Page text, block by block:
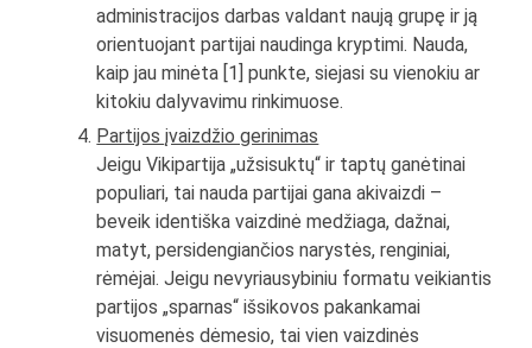
administracijos darbas valdant naują grupę ir ją
orientuojant partijai naudinga kryptimi. Nauda,
kaip jau minėta [1] punkte, siejasi su vienokiu ar
kitokiu dalyvavimu rinkimuose.
Partijos įvaizdžio gerinimas
Jeigu Vikipartija „užsisuktų“ ir taptų ganėtinai
populiari, tai nauda partijai gana akivaizdi –
beveik identiška vaizdinė medžiaga, dažnai,
matyt, persidengiančios narystės, renginiai,
rėmėjai. Jeigu nevyriausybiniu formatu veikiantis
partijos „sparnas“ išsikovos pakankamai
visuomenės dėmesio, tai vien vaizdinės